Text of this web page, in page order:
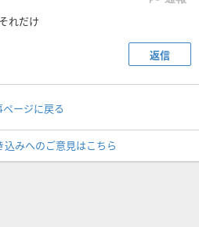
れだけ
返信
ページに戻る
込みへのご意見はこちら